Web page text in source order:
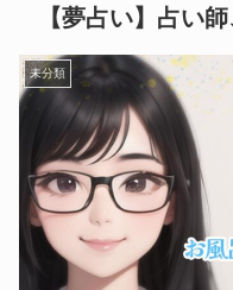
【夢占い】占い
未分類